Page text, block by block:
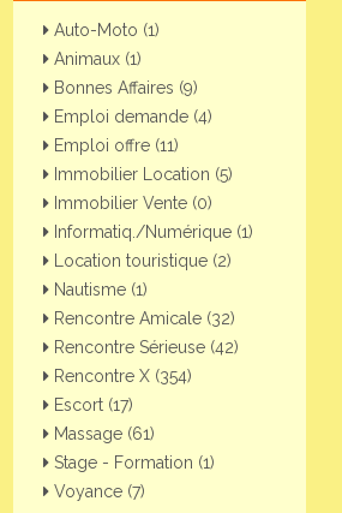
Auto-Moto (1)
Animaux (1)
Bonnes Affaires (9)
Emploi demande (4)
Emploi offre (11)
Immobilier Location (5)
Immobilier Vente (0)
Informatiq./Numérique (1)
Location touristique (2)
Nautisme (1)
Rencontre Amicale (32)
Rencontre Sérieuse (42)
Rencontre X (354)
Escort (17)
Massage (61)
Stage - Formation (1)
Voyance (7)